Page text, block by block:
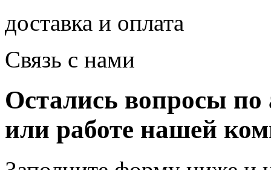
доставка и оплата
Связь с нами
Остались вопросы по
или работе нашей